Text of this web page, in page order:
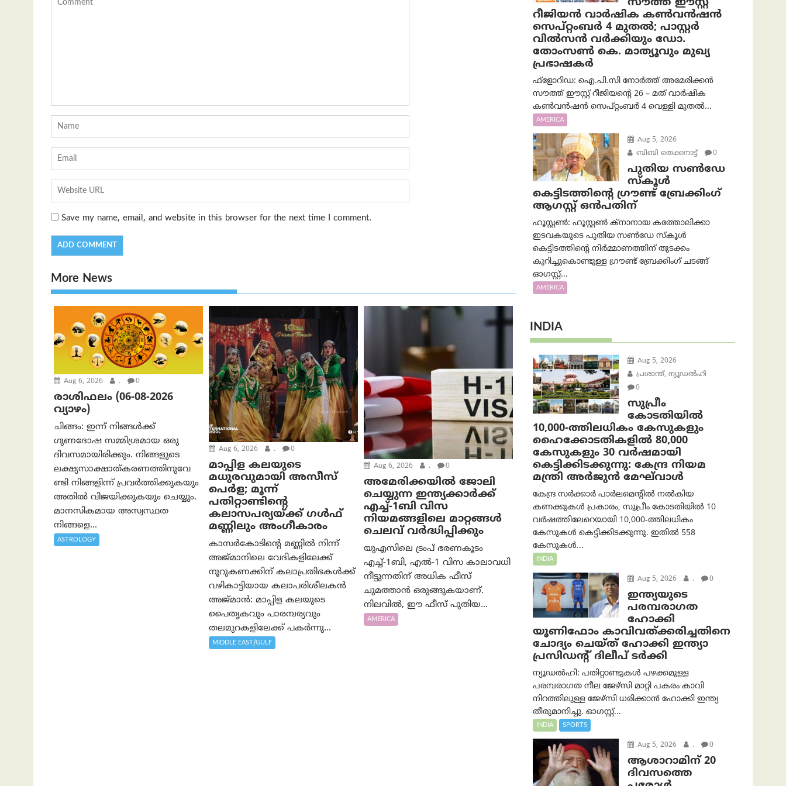
Save my name, email, and website in this browser for the next time I comment.
More News
Aug 6, 2026 . 0
രാശിഫലം (06-08-2026
വ്യാഴം)
ചിങ്ങം: ഇന്ന് നിങ്ങൾക്ക്
ഗുണദോഷ സമ്മിശ്രമായ ഒരു
ദിവസമായിരിക്കും. നിങ്ങളുടെ
ലക്ഷ്യസാക്ഷാത്കരണത്തിനുവേ
ണ്ടി നിങ്ങളിന്ന് പ്രവർത്തിക്കുകയും
അതില്‍ വിജയിക്കുകയും ചെയ്യും.
മാനസികമായ അസ്വസ്ഥത
നിങ്ങളെ...
ASTROLOGY
Aug 6, 2026 . 0
മാപ്പിള കലയുടെ
മധുരവുമായി അസീസ്
പെർള; മൂന്ന്
പതിറ്റാണ്ടിന്റെ
കലാസപര്യയ്ക്ക് ഗൾഫ്
മണ്ണിലും അംഗീകാരം
കാസർകോടിന്റെ മണ്ണിൽ നിന്ന്
അജ്മാനിലെ വേദികളിലേക്ക്
നൂറുകണക്കിന് കലാപ്രതിഭകൾക്ക്
വഴികാട്ടിയായ കലാപരിശീലകൻ
അജ്മാൻ: മാപ്പിള കലയുടെ
പൈതൃകവും പാരമ്പര്യവും
തലമുറകളിലേക്ക് പകർന്നു...
MIDDLE EAST/GULF
Aug 6, 2026 . 0
അമേരിക്കയില്‍ ജോലി
ചെയ്യുന്ന ഇന്ത്യക്കാർക്ക്
എച്ച്-1ബി വിസ
നിയമങ്ങളിലെ മാറ്റങ്ങൾ
ചെലവ് വർദ്ധിപ്പിക്കും
യുഎസിലെ ട്രംപ് ഭരണകൂടം
എച്ച്-1ബി, എൽ-1 വിസ കാലാവധി
നീട്ടുന്നതിന് അധിക ഫീസ്
ചുമത്താൻ ഒരുങ്ങുകയാണ്.
നിലവിൽ, ഈ ഫീസ് പുതിയ...
AMERICA
റീജിയൻ വാർഷിക കൺവൻഷൻ
സെപ്റ്റംബർ 4 മുതൽ; പാസ്റ്റർ
വിൽസൻ വർക്കിയും ഡോ.
തോംസൺ കെ. മാത്യൂവും മുഖ്യ
പ്രഭാഷകർ
ഫ്ളോറിഡ: ഐ.പി.സി നോർത്ത് അമേരിക്കൻ
സൗത്ത് ഈസ്റ്റ് റീജിയന്റെ 26 – മത് വാർഷിക
കൺവൻഷൻ സെപ്റ്റംബർ 4 വെള്ളി മുതൽ...
AMERICA
Aug 5, 2026
ബിബി തെക്കനാട്ട്
0
പുതിയ സൺഡേ
സ്കൂൾ
കെട്ടിടത്തിന്റെ ഗ്രൗണ്ട് ബ്രേക്കിംഗ്
ആഗസ്റ്റ് ഒൻപതിന്
ഹൂസ്റ്റൺ: ഹൂസ്റ്റൺ ക്നാനായ കത്തോലിക്കാ
ഇടവകയുടെ പുതിയ സൺഡേ സ്കൂൾ
കെട്ടിടത്തിന്റെ നിർമ്മാണത്തിന് തുടക്കം
കുറിച്ചുകൊണ്ടുള്ള ഗ്രൗണ്ട് ബ്രേക്കിംഗ് ചടങ്ങ്
ഓഗസ്റ്റ്...
AMERICA
INDIA
Aug 5, 2026
പ്രശാന്ത്, ന്യൂഡല്‍ഹി
0
സുപ്രീം
കോടതിയിൽ
10,000-ത്തിലധികം കേസുകളും
ഹൈക്കോടതികളിൽ 80,000
കേസുകളും 30 വർഷമായി
കെട്ടിക്കിടക്കുന്നു: കേന്ദ്ര നിയമ
മന്ത്രി അര്‍ജുന്‍ മേഘ്‌വാള്‍
കേന്ദ്ര സർക്കാർ പാർലമെന്റിൽ നൽകിയ
കണക്കുകൾ പ്രകാരം, സുപ്രീം കോടതിയിൽ 10
വർഷത്തിലേറെയായി 10,000-ത്തിലധികം
കേസുകൾ കെട്ടിക്കിടക്കുന്നു. ഇതിൽ 558
കേസുകൾ...
INDIA
Aug 5, 2026 . 0
ഇന്ത്യയുടെ
പരമ്പരാഗത
ഹോക്കി
യൂണിഫോം കാവിവത്ക്കരിച്ചതിനെ
ചോദ്യം ചെയ്ത് ഹോക്കി ഇന്ത്യാ
പ്രസിഡന്റ് ദിലീപ് ടര്‍ക്കി
ന്യൂഡൽഹി: പതിറ്റാണ്ടുകൾ പഴക്കമുള്ള
പരമ്പരാഗത നീല ജേഴ്‌സി മാറ്റി പകരം കാവി
നിറത്തിലുള്ള ജേഴ്‌സി ധരിക്കാൻ ഹോക്കി ഇന്ത്യ
തീരുമാനിച്ചു. ഓഗസ്റ്റ്...
INDIA SPORTS
Aug 5, 2026 . 0
ആശാറാമിന് 20
ദിവസത്തെ